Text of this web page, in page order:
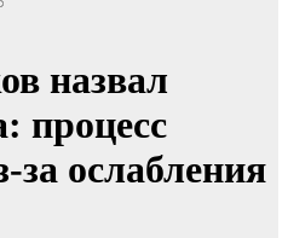
назвал
процесс
за ослабления